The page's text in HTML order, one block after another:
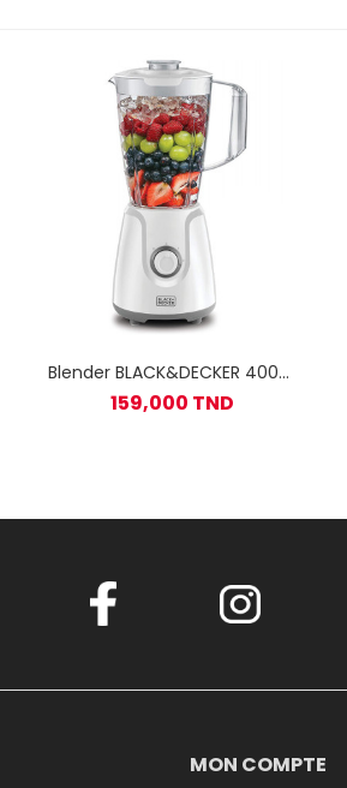
Blender BLACK&DECKER 400W
159,000 TND
MON COMPTE